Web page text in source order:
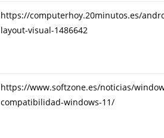
https://computerhoy.20minutos.es/
layout-visual-1486642
https://www.softzone.es/noticias/
compatibilidad-windows-11/